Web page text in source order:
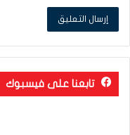
تابعنا على فيسبوك